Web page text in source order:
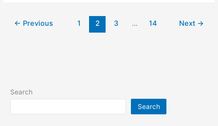
← Previous 1 2 3 … 14 Next →
Search
Search